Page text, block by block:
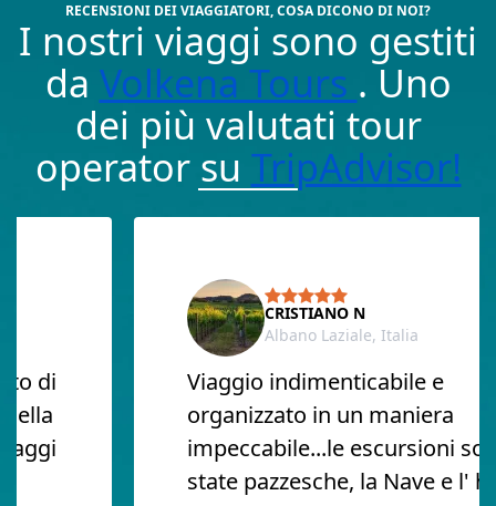
RECENSIONI DEI VIAGGIATORI, COSA DICONO DI NOI?
I nostri viaggi sono gestiti
da Volkena Tours . Uno
dei più valutati tour
operator su TripAdvisor!
di
CRISTIANO N
Albano Laziale, Italia
Viaggio indimenticabile e
organizzato in un maniera
impeccabile...le escursioni sono
state pazzesche, la Nave e l'